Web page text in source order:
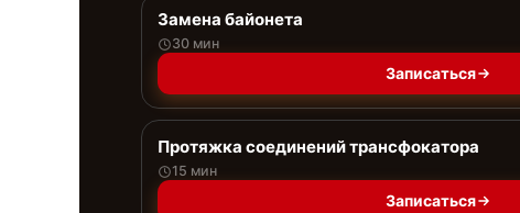
Замена байонета
30 мин
Записаться
Протяжка соединений трансфокатора
15 мин
Записаться